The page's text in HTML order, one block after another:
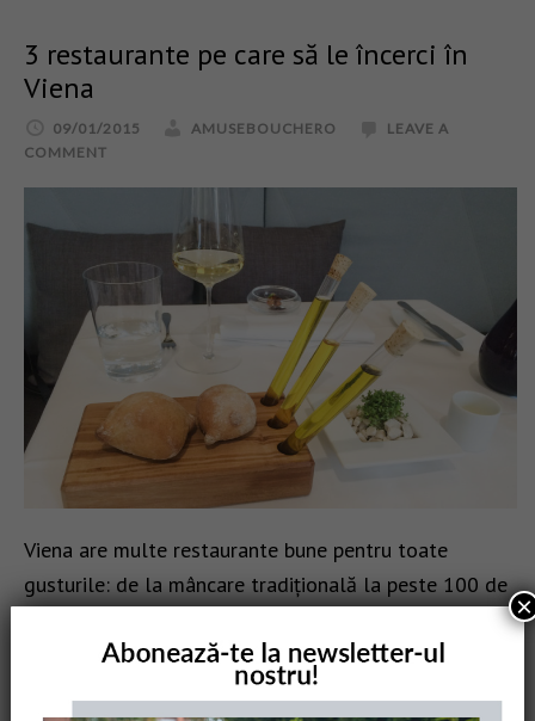
3 restaurante pe care să le încerci în
Viena
09/01/2015 AMUSEBOUCHERO
LEAVE A
COMMENT
Viena are multe restaurante bune pentru toate
gusturile: de la mâncare tradițională la peste 100 de
opțiuni pentru vegetarieni, locații cu vedere deasupra
orașului și stele Michelin. Am selectat …[Read
×